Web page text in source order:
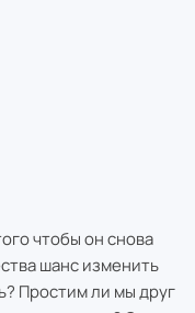
чтобы он снова
шанс изменить
Простим ли мы друг